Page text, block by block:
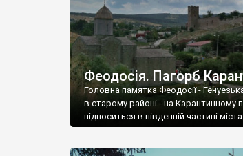
Феодосія. Пагорб
Головна памятка Феодосії -
в старому районі - на Карантинному
підноситься в південній частині